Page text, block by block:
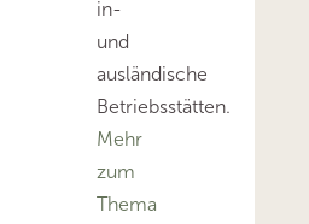
in-
und
ausländische
Betriebsstätten.
Mehr
zum
Thema